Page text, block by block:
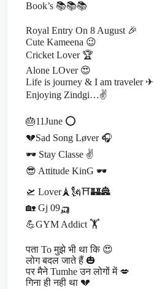
Book’s 📚📚📚
Royal Entry On 8 August 🎉
Cute Kameena 😉
Cricket Lover 🏆
Alone LOver 😍
Life is journey & I am traveler ✈
Enjoying Zindgi…✌
🎂11June ⭕
💔Sad Song Løver 🎧
🕶️ Stay Classe ✌️
😎 Attitude KinG 🕶️
🛫 Lover🗼🗽⛩️🏰🏯
🏡 Gj 09🛺
💪GYM Addict 🏋️
पता To मुझे भी था कि 😍
लोग बदल जाते हैं 🎃
पर मैने Tumhe उन लोगों में 💋
गिना ही नही था 💔